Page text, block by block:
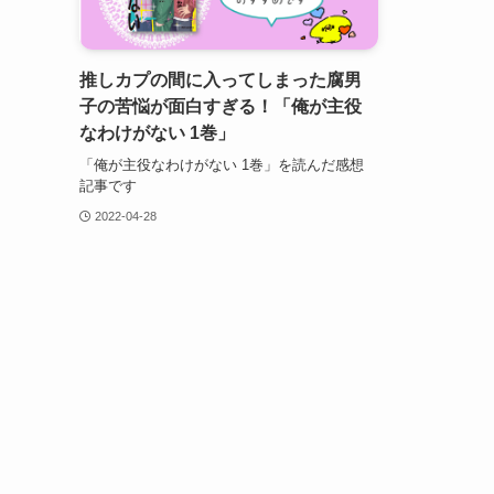
推しカプの間に入ってしまった腐男
子の苦悩が面白すぎる！「俺が主役
なわけがない 1巻」
「俺が主役なわけがない 1巻」を読んだ感想
記事です
2022-04-28